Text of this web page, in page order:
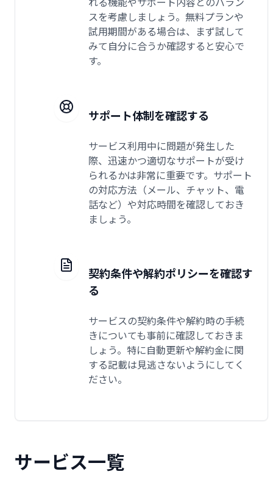
スを考慮しましょう。無料プランや
試用期間がある場合は、まず試して
みて自分に合うか確認すると安心で
す。
サポート体制を確認する
サービス利用中に問題が発生した
際、迅速かつ適切なサポートが受け
られるかは非常に重要です。サポート
の対応方法（メール、チャット、電
話など）や対応時間を確認しておき
ましょう。
契約条件や解約ポリシーを確認す
る
サービスの契約条件や解約時の手続
きについても事前に確認しておきま
しょう。特に自動更新や解約金に関
する記載は見逃さないようにしてく
ださい。
サービス一覧